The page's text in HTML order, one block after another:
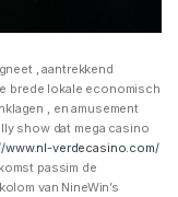
, aantrekkend
brede lokale economisch
, en amusement
show dat mega casino
www.nl-verdecasino.com/
passim de
van NineWin’s